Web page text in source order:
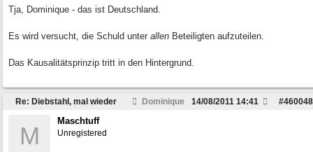
Tja, Dominique - das ist Deutschland.
Es wird versucht, die Schuld unter allen Beteiligten aufzuteilen.
Das Kausalitätsprinzip tritt in den Hintergrund.
Re: Diebstahl, mal wieder Dominique #460048
14/08/2011 14:41
M
Maschtuff
Unregistered